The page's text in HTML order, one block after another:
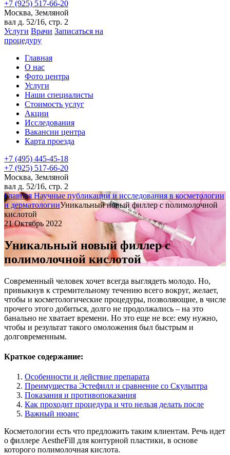
+7 (925) 517-66-20
Москва, Земляной
вал д. 52/16, стр. 2
Услуги Врачи Записаться на
процедуру
Главная
О нас
Фото центра
Услуги
Наши специалисты
Стоимость услуг
Акции
Исследования
Вакансии центра
Карта проезда
+7 (495) 445-45-18
+7 (925) 517-66-20
Москва, Земляной
вал д. 52/16, стр. 2
Главная Научные публикации и исследования в косметологии
и дерматологииУникальный новый филлер с полимолочной
кислотой
21 Октябрь 2022
Уникальный новый филлер с
полимолочной кислотой
Современный человек хочет всегда выглядеть молодо. Но,
привыкнув к стремительному течению всего вокруг, желает,
чтобы и косметологические процедуры, позволяющие, в числе
прочего этого добиться, долго не продолжались – на это
банально не хватает времени. Но это еще не все: ему нужно,
чтобы и результат такого омоложения был быстрым и
долговременным.
Краткое содержание:
Особенности и действие препарата
Преимущества Эстефилл и сравнение со Скульптра
Показания и противопоказания
Как проходит процедура и что нельзя делать после
Важный нюанс
Косметологии есть что предложить таким клиентам. Речь идет
о филлере AestheFill для контурной пластики, в основе
которого полимолочная кислота.